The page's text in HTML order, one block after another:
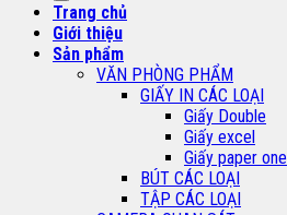
Trang chủ
Giới thiệu
Sản phẩm
VĂN PHÒNG PHẨM
GIẤY IN CÁC LOẠI
Giấy Double
Giấy excel
Giấy paper one
BÚT CÁC LOẠI
TẬP CÁC LOẠI